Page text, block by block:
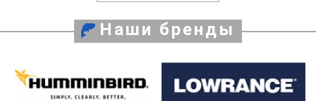
Наши бренды